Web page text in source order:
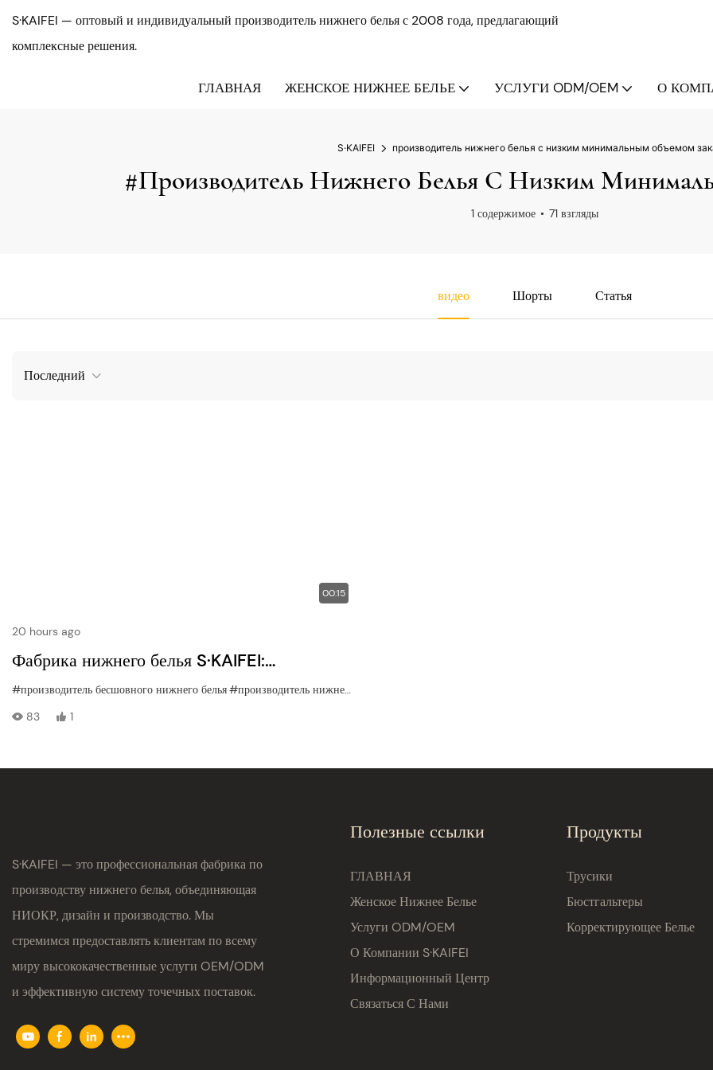
S·KAIFEI — оптовый и индивидуальный производитель нижнего белья с 2008 года, предлагающий
комплексные решения.
ГЛАВНАЯ ЖЕНСКОЕ НИЖНЕЕ БЕЛЬЕ УСЛУГИ ODM/OEM О
S·KAIFEI производитель нижнего белья с низким минимальным объемом
#производитель Нижнего Белья С Низким
1 содержимое 71 взгляды
видео Шорты Статья
Последний
00:15
20 hours ago
Фабрика нижнего белья S·KAIFEI:
демонстрация складских запасов в 5 000
000 единиц | Полный ассортимент и
заказа
#производитель бесшовного нижнего белья#производитель нижнего белья
83
1
S·KAIFEI — это профессиональная фабрика по
производству нижнего белья, объединяющая
НИОКР, дизайн и производство. Мы
стремимся предоставлять клиентам по всему
миру высококачественные услуги OEM/ODM
и эффективную систему точечных поставок.
Полезные ссылки
ГЛАВНАЯ
Женское Нижнее Белье
Услуги ODM/OEM
О Компании S·KAIFEI
Информационный Центр
Связаться С Нами
Продукты
Трусики
Бюстгальтеры
Корректирующее Белье